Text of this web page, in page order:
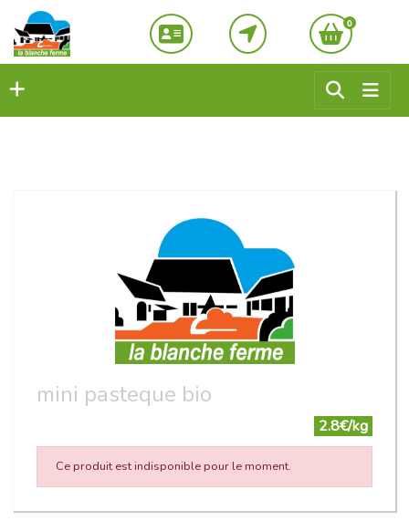
0
mini pasteque bio
2.8€/kg
Ce produit est indisponible pour le moment.